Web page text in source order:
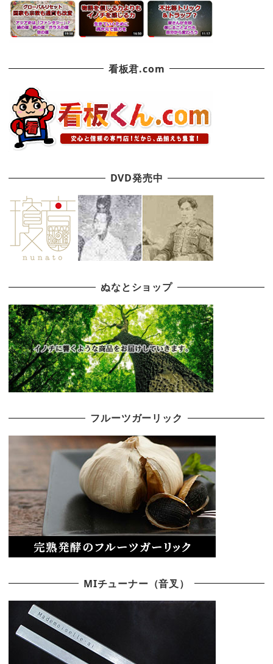
看板君.com
DVD発売中
ぬなとショップ
フルーツガーリック
MIチューナー（音叉）